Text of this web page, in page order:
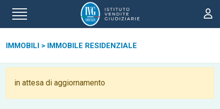
IMMOBILI > IMMOBILE RESIDENZIALE
in attesa di aggiornamento